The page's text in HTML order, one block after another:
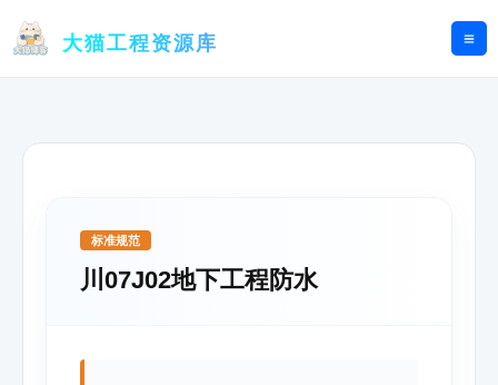
大猫工程资源库
标准规范
川07J02地下工程防水